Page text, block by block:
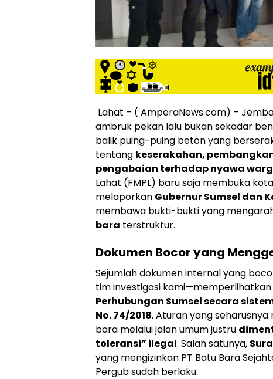
siber
lebih
eksklusif,
bergaya
trendi,
mengandung
unsur
edukasi,
gaya
hidup,
hiburan,
bebas
dari
SARA,
narkoba
dan
berita
asusila
Media
dan
Online
Ampera
News
Lahat – ( AmperaNews.com) –
ambruk pekan lalu bukan sekadar
balik puing-puing beton yang
tentang keserakahan,
pengabaian terhadap nyawa
Lahat (FMPL) baru saja membuka
melaporkan Gubernur Sumsel dan
membawa bukti-bukti yang
bara terstruktur.
Dokumen Bocor yang
Sejumlah dokumen internal yang
tim investigasi
Perhubungan Sumsel secara
No. 74/2018. Aturan yang
bara melalui jalan umum justru
toleransi” ilegal. Salah satunya,
yang mengizinkan PT Batu Bara
Pergub sudah berlaku.